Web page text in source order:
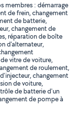
membres : démarrage
de frein, changement
de batterie,
changement de
réparation de boîte
d'alternateur,
vitre de voiture,
de roulement,
changement
de voiture,
de batterie d'un
de pompe à